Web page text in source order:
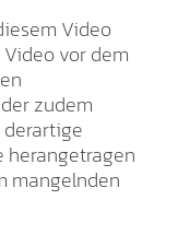
Video
vor dem
zudem
derartige
herangetragen
mangelnden